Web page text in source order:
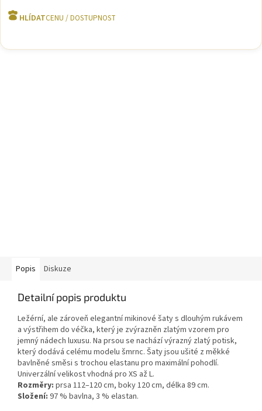
HLÍDAT
Popis Diskuze
Detailní popis produktu
Ležérní, ale zároveň elegantní mikinové šaty s dlouhým rukávem
a výstřihem do véčka, který je zvýrazněn zlatým vzorem pro
jemný nádech luxusu. Na prsou se nachází výrazný zlatý potisk,
který dodává celému modelu šmrnc. Šaty jsou ušité z měkké
bavlněné směsi s trochou elastanu pro maximální pohodlí.
Univerzální velikost vhodná pro XS až L.
Rozměry: prsa 112–120 cm, boky 120 cm, délka 89 cm.
Složení: 97 % bavlna, 3 % elastan.